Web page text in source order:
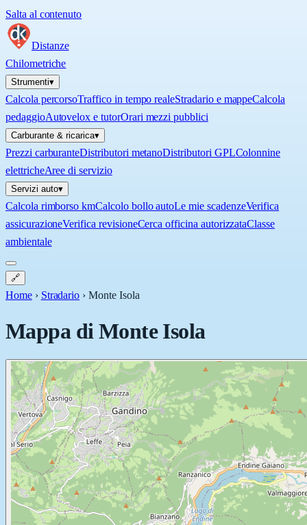
Salta al contenuto
Distanze
Chilometriche
Strumenti▾
Calcola percorsoTraffico in tempo realeStradario e mappeCalcola
pedaggioAutovelox e tutorOrari mezzi pubblici
Carburante & ricarica▾
Prezzi carburanteDistributori metanoDistributori GPLColonnine
elettricheAree di servizio
Servizi auto▾
Calcola rimborso kmCalcolo bollo autoLe mie scadenzeVerifica
assicurazioneVerifica revisioneCerca officina autorizzataClasse
ambientale
🔗
Home › Stradario ›Monte Isola
Mappa diMonte Isola